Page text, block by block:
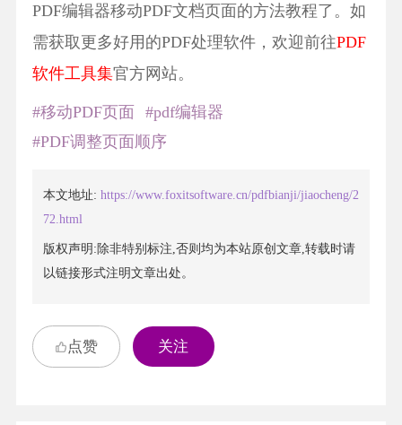
PDF编辑器移动PDF文档页面的方法教程了。如
需获取更多好用的PDF处理软件，欢迎前往PDF
软件工具集官方网站。
#移动PDF页面
#pdf编辑器
#PDF调整页面顺序
本文地址: https://www.foxitsoftware.cn/pdfbianji/jiaocheng/2
72.html
版权声明:除非特别标注,否则均为本站原创文章,转载时请
以链接形式注明文章出处。
点赞 关注